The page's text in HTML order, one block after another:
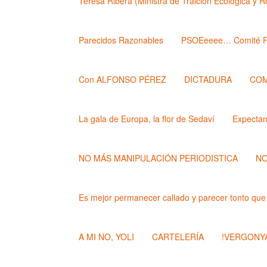
Parecidos Razonables PSOEeeee… Comité
Con ALFONSO PÉREZ DICTADURA
La gala de Europa, la flor de Sedaví
NO MÁS MANIPULACIÓN PERIODISTICA
Es mejor permanecer callado y parecer tonto
A MI NO, YOLI CARTELERÍA